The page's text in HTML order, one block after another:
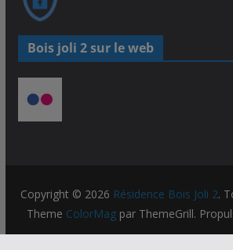
Bois joli 2 sur le web
Copyright © 2026 Résidence Bois Joli 2.
Theme ColorMagpar ThemeGrill.